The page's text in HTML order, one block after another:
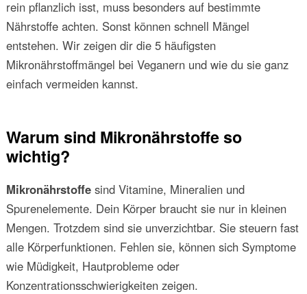
rein pflanzlich isst, muss besonders auf bestimmte
Nährstoffe achten. Sonst können schnell Mängel
entstehen. Wir zeigen dir die 5 häufigsten
Mikronährstoffmängel bei Veganern und wie du sie ganz
einfach vermeiden kannst.
Warum sind Mikronährstoffe so
wichtig?
Mikronährstoffesind Vitamine, Mineralien und
Spurenelemente. Dein Körper braucht sie nur in kleinen
Mengen. Trotzdem sind sie unverzichtbar. Sie steuern fast
alle Körperfunktionen. Fehlen sie, können sich Symptome
wie Müdigkeit, Hautprobleme oder
Konzentrationsschwierigkeiten zeigen.